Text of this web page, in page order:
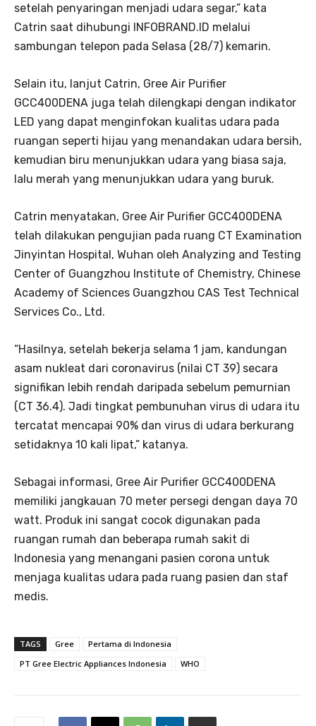
setelah penyaringan menjadi udara segar,” kata
Catrin saat dihubungi INFOBRAND.ID melalui
sambungan telepon pada Selasa (28/7) kemarin.
Selain itu, lanjut Catrin, Gree Air Purifier
GCC400DENA juga telah dilengkapi dengan indikator
LED yang dapat menginfokan kualitas udara pada
ruangan seperti hijau yang menandakan udara bersih,
kemudian biru menunjukkan udara yang biasa saja,
lalu merah yang menunjukkan udara yang buruk.
Catrin menyatakan, Gree Air Purifier GCC400DENA
telah dilakukan pengujian pada ruang CT Examination
Jinyintan Hospital, Wuhan oleh Analyzing and Testing
Center of Guangzhou Institute of Chemistry, Chinese
Academy of Sciences Guangzhou CAS Test Technical
Services Co., Ltd.
“Hasilnya, setelah bekerja selama 1 jam, kandungan
asam nukleat dari coronavirus (nilai CT 39) secara
signifikan lebih rendah daripada sebelum pemurnian
(CT 36.4). Jadi tingkat pembunuhan virus di udara itu
tercatat mencapai 90% dan virus di udara berkurang
setidaknya 10 kali lipat,” katanya.
Sebagai informasi, Gree Air Purifier GCC400DENA
memiliki jangkauan 70 meter persegi dengan daya 70
watt. Produk ini sangat cocok digunakan pada
ruangan rumah dan beberapa rumah sakit di
Indonesia yang menangani pasien corona untuk
menjaga kualitas udara pada ruang pasien dan staf
medis.
TAGS Gree
Pertama di Indonesia
PT Gree Electric Appliances Indonesia
WHO